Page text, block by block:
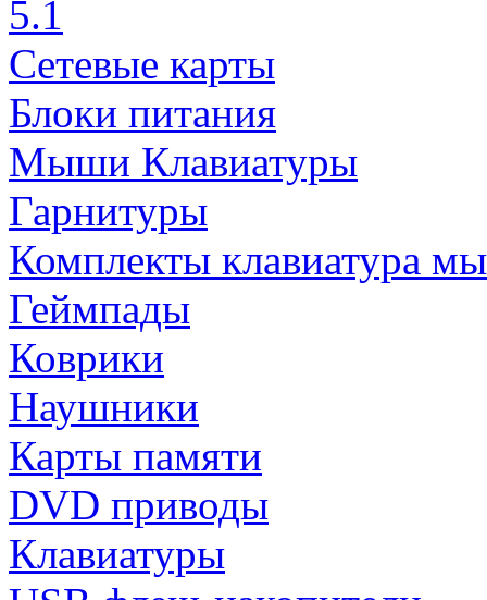
5.1
Сетевые карты
Блоки питания
Мыши Клавиатуры
Гарнитуры
Комплекты клавиатура
Геймпады
Коврики
Наушники
Карты памяти
DVD приводы
Клавиатуры